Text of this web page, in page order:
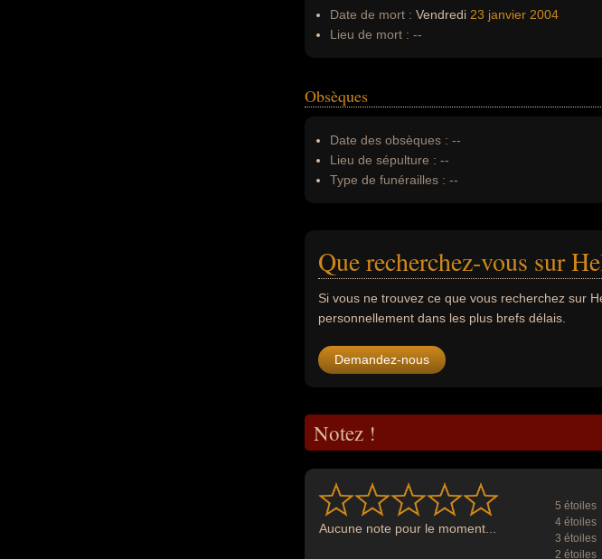
Date de mort : Vendredi 23 janvier 2004
Lieu de mort : --
Obsèques
Date des obsèques : --
Lieu de sépulture : --
Type de funérailles : --
Que recherchez-vous sur
Si vous ne trouvez ce que vous recherchez sur
personnellement dans les plus brefs délais.
Demandez-nous
Notez !
Aucune note pour le moment...
5 étoiles
4 étoiles
3 étoiles
2 étoiles